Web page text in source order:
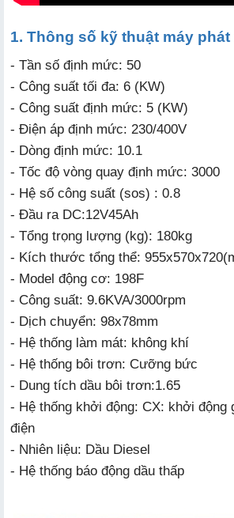
1. Thông số kỹ thuật máy phát
- Tần số định mức: 50
- Công suất tối đa: 6 (KW)
- Công suất định mức: 5 (KW)
- Điện áp định mức: 230/400V
- Dòng định mức: 10.1
- Tốc độ vòng quay định mức: 3000
- Hệ số công suất (sos) : 0.8
- Đầu ra DC:12V45Ah
- Tổng trọng lượng (kg): 180kg
- Kích thước tổng thể:
- Model động cơ: 198F
- Công suất: 9.6KVA/3000rpm
- Dịch chuyển: 98x78mm
- Hệ thống làm mát: không khí
- Hệ thống bôi trơn: Cưỡng bức
- Dung tích dầu bôi trơn:1.65
- Hệ thống khởi động: CX: khởi động
điện
- Nhiên liệu: Dầu Diesel
- Hệ thống báo động dầu thấp